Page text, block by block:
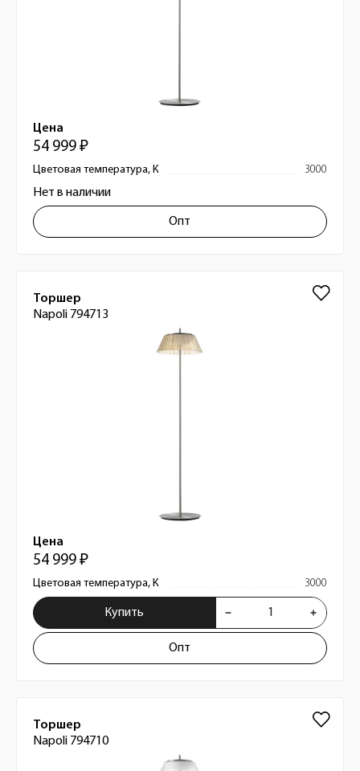
Цена
54 999 ₽
Цветовая температура, К 3000
Нет в наличии
Опт
Торшер
Napoli 794713
Цена
54 999 ₽
Цветовая температура, К 3000
Купить
Опт
Торшер
Napoli 794710